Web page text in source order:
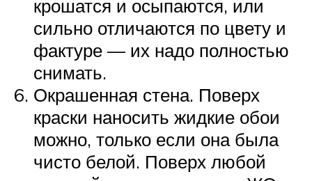
крошатся и осыпаются, или
сильно отличаются по цвету и
фактуре — их надо полностью
снимать.
Окрашенная стена. Поверх
краски наносить жидкие обои
можно, только если она была
чисто белой. Поверх любой